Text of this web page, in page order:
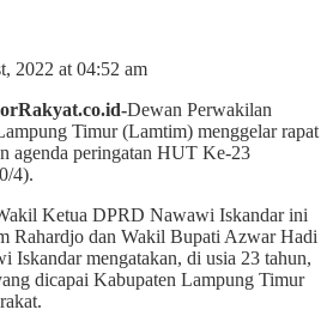
2022 at 04:52 am
Dewan Perwakilan
Timur (Lamtim) menggelar rapat
agenda peringatan HUT Ke-23
4).
Ketua DPRD Nawawi Iskandar ini
Rahardjo dan Wakil Bupati Azwar Hadi
Iskandar mengatakan, di usia 23 tahun,
dicapai Kabupaten Lampung Timur